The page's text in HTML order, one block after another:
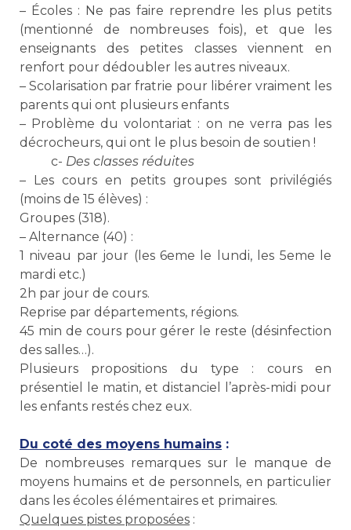
– Écoles : Ne pas faire reprendre les plus petits
(mentionné de nombreuses fois), et que les
enseignants des petites classes viennent en
renfort pour dédoubler les autres niveaux.
– Scolarisation par fratrie pour libérer vraiment les
parents qui ont plusieurs enfants
– Problème du volontariat : on ne verra pas les
décrocheurs, qui ont le plus besoin de soutien !
c- Des classes réduites
– Les cours en petits groupes sont privilégiés
(moins de 15 élèves) :
Groupes (318).
– Alternance (40) :
1 niveau par jour (les 6eme le lundi, les 5eme le
mardi etc.)
2h par jour de cours.
Reprise par départements, régions.
45 min de cours pour gérer le reste (désinfection
des salles…).
Plusieurs propositions du type : cours en
présentiel le matin, et distanciel l’après-midi pour
les enfants restés chez eux.
Du coté des moyens humains :
De nombreuses remarques sur le manque de
moyens humains et de personnels, en particulier
dans les écoles élémentaires et primaires.
Quelques pistes proposées :